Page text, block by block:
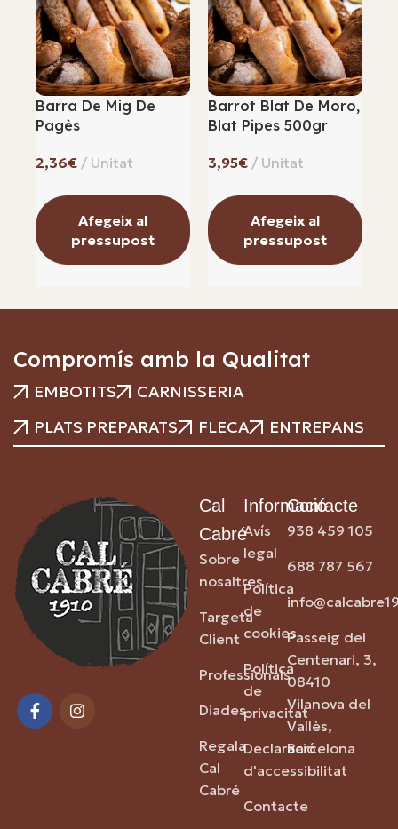
Barra De Mig De
Pagès
€
Afegeix al
pressupost
Barrot Blat De Moro,
Blat Pipes 500gr
€
Afegeix al
pressupost
Compromís amb la Qualitat
EMBOTITS
CARNISSERIA
PLATS PREPARATS
FLECA ENTREPANS
Cal
Cabré
Sobre
nosaltres
Targeta
Client
Professionals
Diades
Regala
Cal
Cabré
Informació
Avís
legal
Política
de
cookies
Política
de
privacitat
Declaració
d'accessibilitat
Contacte
Contacte
938 459 105
688 787 567
Passeig del
Centenari, 3,
08410
Vilanova del
Vallès,
Barcelona